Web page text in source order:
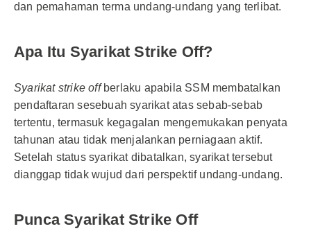
dan pemahaman terma undang-undang yang terlibat.
Apa Itu Syarikat Strike Off?
Syarikat strike offberlaku apabila SSM membatalkan
pendaftaran sesebuah syarikat atas sebab-sebab
tertentu, termasuk kegagalan mengemukakan penyata
tahunan atau tidak menjalankan perniagaan aktif.
Setelah status syarikat dibatalkan, syarikat tersebut
dianggap tidak wujud dari perspektif undang-undang.
Punca Syarikat Strike Off